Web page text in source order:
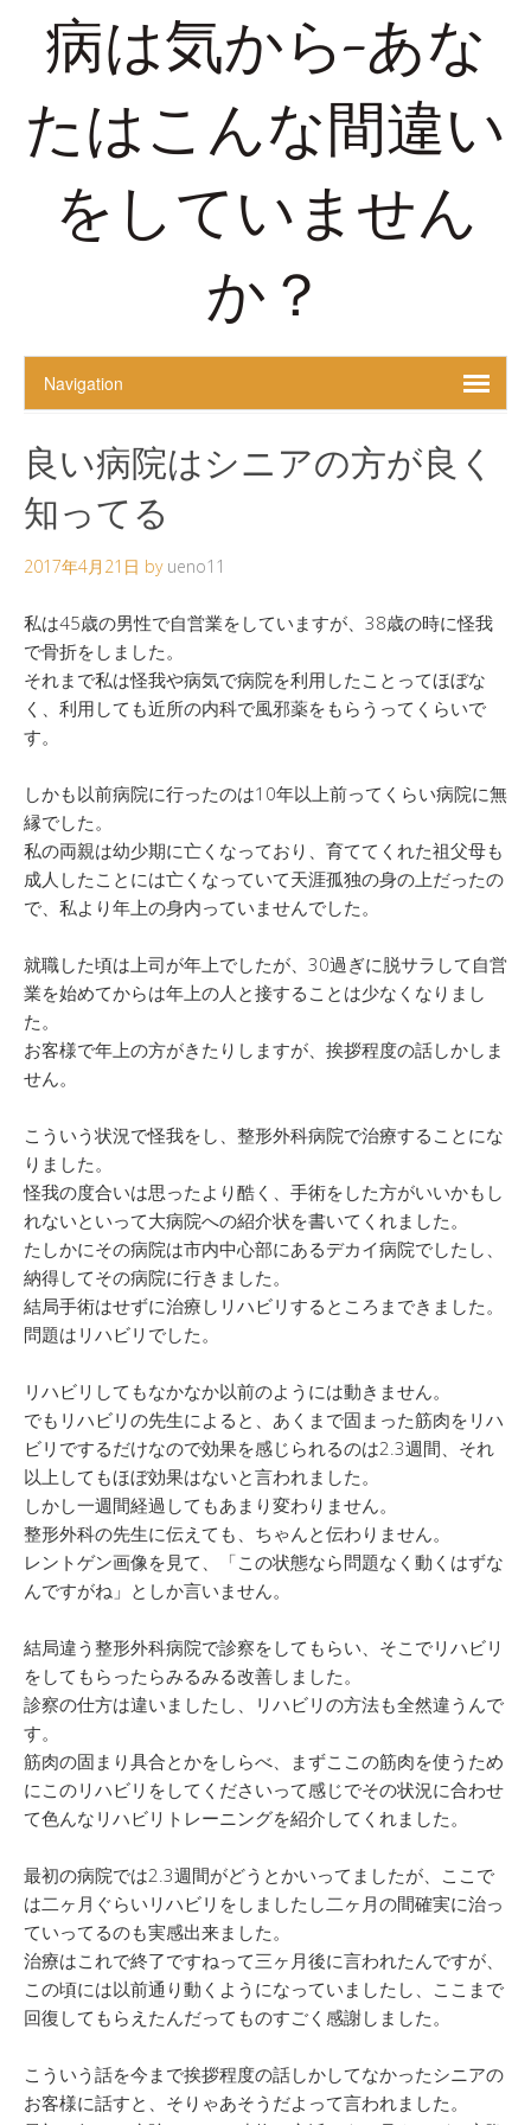
病は気から-あな
たはこんな間違い
をしていません
か？
良い病院はシニアの方が良く
知ってる
2017年4月21日 by ueno11
私は45歳の男性で自営業をしていますが、38歳の時に怪我
で骨折をしました。
それまで私は怪我や病気で病院を利用したことってほぼな
く、利用しても近所の内科で風邪薬をもらうってくらいで
す。
しかも以前病院に行ったのは10年以上前ってくらい病院に無
縁でした。
私の両親は幼少期に亡くなっており、育ててくれた祖父母も
成人したことには亡くなっていて天涯孤独の身の上だったの
で、私より年上の身内っていませんでした。
就職した頃は上司が年上でしたが、30過ぎに脱サラして自営
業を始めてからは年上の人と接することは少なくなりまし
た。
お客様で年上の方がきたりしますが、挨拶程度の話しかしま
せん。
こういう状況で怪我をし、整形外科病院で治療することにな
りました。
怪我の度合いは思ったより酷く、手術をした方がいいかもし
れないといって大病院への紹介状を書いてくれました。
たしかにその病院は市内中心部にあるデカイ病院でしたし、
納得してその病院に行きました。
結局手術はせずに治療しリハビリするところまできました。
問題はリハビリでした。
リハビリしてもなかなか以前のようには動きません。
でもリハビリの先生によると、あくまで固まった筋肉をリハ
ビリでするだけなので効果を感じられるのは2.3週間、それ
以上してもほぼ効果はないと言われました。
しかし一週間経過してもあまり変わりません。
整形外科の先生に伝えても、ちゃんと伝わりません。
レントゲン画像を見て、「この状態なら問題なく動くはずな
んですがね」としか言いません。
結局違う整形外科病院で診察をしてもらい、そこでリハビリ
をしてもらったらみるみる改善しました。
診察の仕方は違いましたし、リハビリの方法も全然違うんで
す。
筋肉の固まり具合とかをしらべ、まずここの筋肉を使うため
にこのリハビリをしてくださいって感じでその状況に合わせ
て色んなリハビリトレーニングを紹介してくれました。
最初の病院では2.3週間がどうとかいってましたが、ここで
は二ヶ月ぐらいリハビリをしましたし二ヶ月の間確実に治っ
ていってるのも実感出来ました。
治療はこれで終了ですねって三ヶ月後に言われたんですが、
この頃には以前通り動くようになっていましたし、ここまで
回復してもらえたんだってものすごく感謝しました。
こういう話を今まで挨拶程度の話しかしてなかったシニアの
お客様に話すと、そりゃあそうだよって言われました。